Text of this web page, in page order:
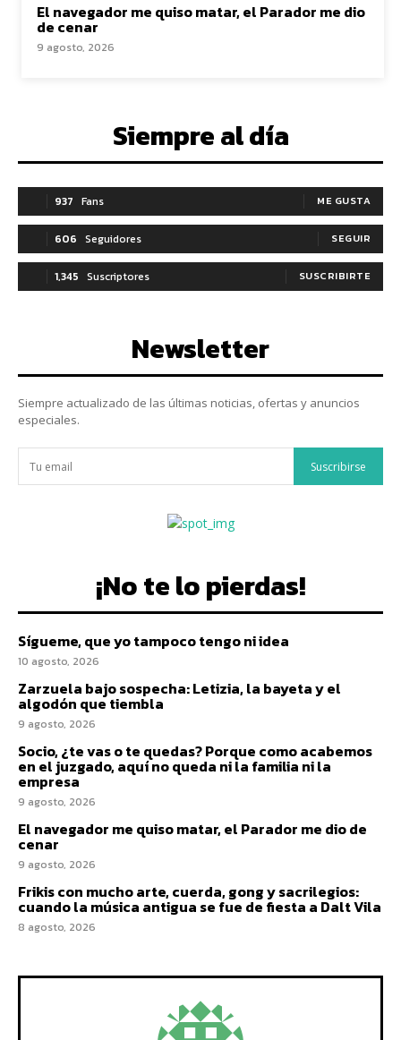
El navegador me quiso matar, el Parador me dio
de cenar
9 agosto, 2026
Siempre al día
937 Fans ME GUSTA
606 Seguidores SEGUIR
1,345 Suscriptores SUSCRIBIRTE
Newsletter
Siempre actualizado de las últimas noticias, ofertas y anuncios
especiales.
Suscribirse
¡No te lo pierdas!
Sígueme, que yo tampoco tengo ni idea
10 agosto, 2026
Zarzuela bajo sospecha: Letizia, la bayeta y el
algodón que tiembla
9 agosto, 2026
Socio, ¿te vas o te quedas? Porque como acabemos
en el juzgado, aquí no queda ni la familia ni la
empresa
9 agosto, 2026
El navegador me quiso matar, el Parador me dio de
cenar
9 agosto, 2026
Frikis con mucho arte, cuerda, gong y sacrilegios:
cuando la música antigua se fue de fiesta a Dalt Vila
8 agosto, 2026